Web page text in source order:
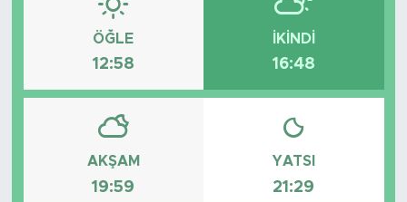
ÖĞLE
12:58
İKINDI
16:48
AKŞAM
19:59
YATSI
21:29